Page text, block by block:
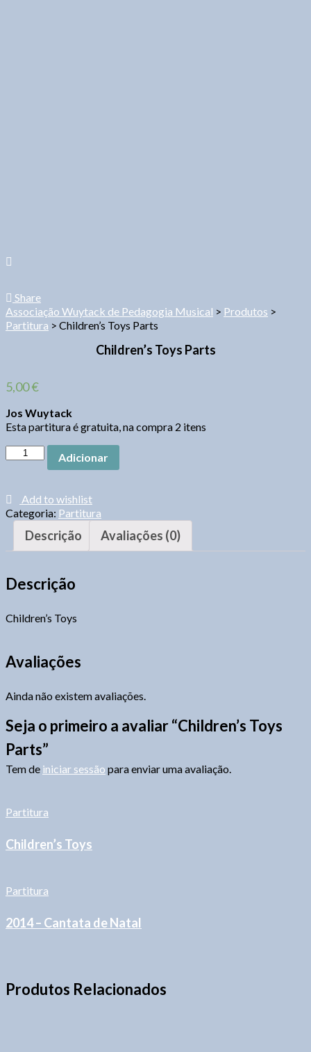
Share
Associação Wuytack de Pedagogia Musical > Produtos >
Partitura > Children’s Toys Parts
Children’s Toys Parts
5,00€
Jos Wuytack
Esta partitura é gratuita, na compra 2 itens
Quantidade Adicionar
Add to wishlist
Categoria: Partitura
Descrição Avaliações (0)
Descrição
Children’s Toys
Avaliações
Ainda não existem avaliações.
Seja o primeiro a avaliar “Children’s Toys
Parts”
Tem de iniciar sessão para enviar uma avaliação.
Partitura
Children’s Toys
Partitura
2014 – Cantata de Natal
Produtos Relacionados